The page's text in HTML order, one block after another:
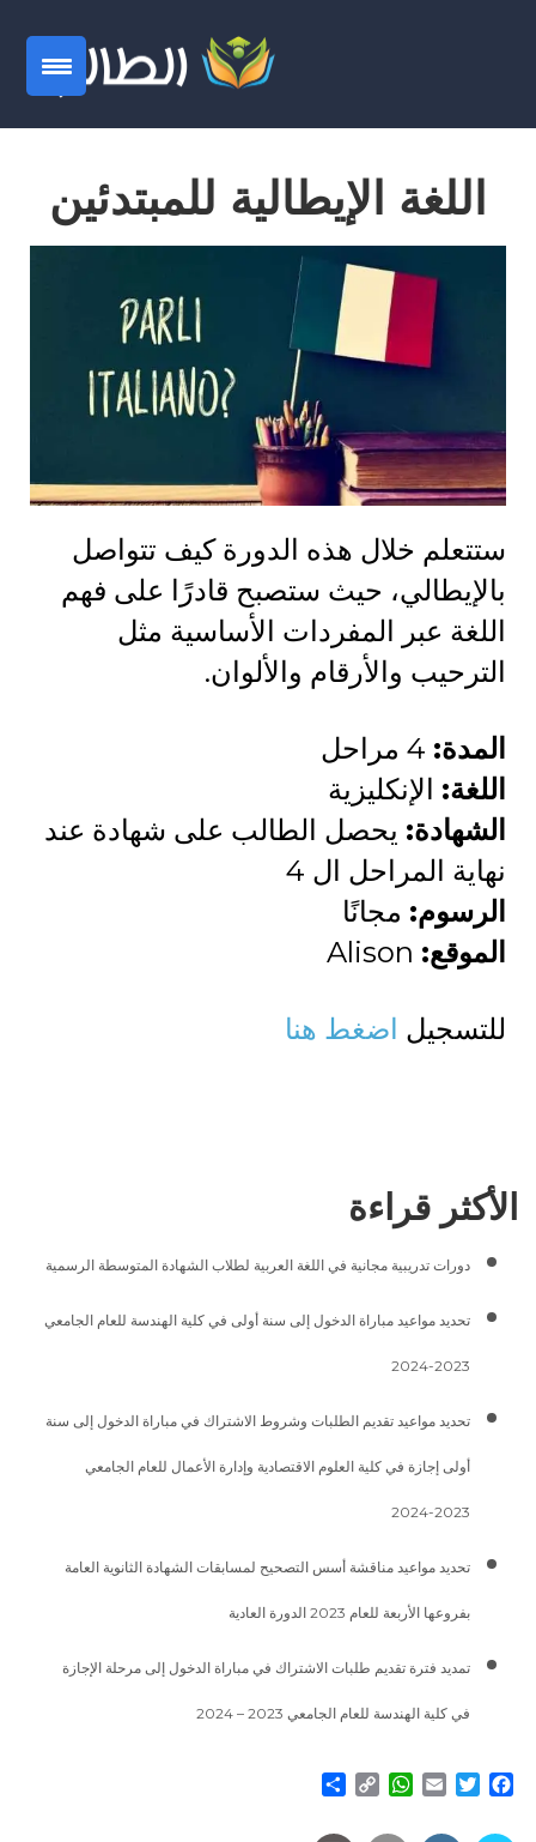
اللغة الإيطالية للمبتدئين
ستتعلم خلال هذه الدورة كيف تتواصل
بالإيطالي، حيث ستصبح قادرًا على فهم
اللغة عبر المفردات الأساسية مثل
الترحيب والأرقام والألوان.
المدة:
اللغة: الإنكليزية
الشهادة: يحصل الطالب على شهادة عند
نهاية المراحل ال 4
الرسوم: مجانًا
الموقع:
للتسجيل اضغط هنا
الأكثر قراءة
دورات تدريبية مجانية في اللغة العربية لطلاب الشهادة المتوسطة الرسمية
تحديد مواعيد مباراة الدخول إلى سنة أولى في كلية الهندسة للعام الجامعي
2023-2024
تحديد مواعيد تقديم الطلبات وشروط الاشتراك في مباراة الدخول إلى سنة
أولى إجازة في كلية العلوم الاقتصادية وإدارة الأعمال للعام الجامعي
2023-2024
تحديد مواعيد مناقشة أسس التصحيح لمسابقات الشهادة الثانوية العامة
بفروعها الأربعة للعام 2023 الدورة العادية
تمديد فترة تقديم طلبات الاشتراك في مباراة الدخول إلى مرحلة الإجازة
في كلية الهندسة للعام الجامعي 2023 – 2024
Facebook
Twitter
Email
WhatsApp
Copy